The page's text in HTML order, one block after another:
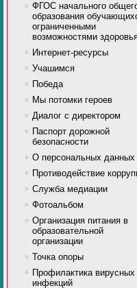
ФГОС начального
образования
ограниченными
возможностями
Интернет-ресурсы
Учашимся
Победа
Мы потомки героев
Диалог с директором
Паспорт дорожной
безопасности
О персональных данных
Противодействие
Служба медиации
Фотоальбом
Организация питания в
образовательной
организации
Точка опоры
Профилактика вирусных
инфекций